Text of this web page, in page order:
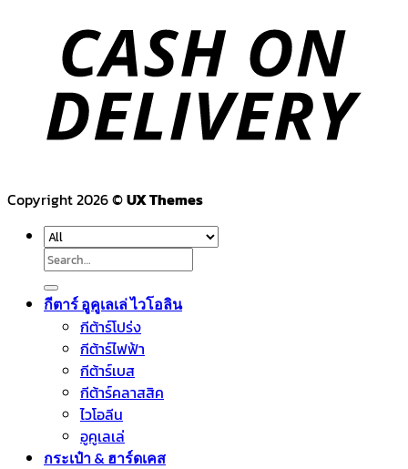
Copyright 2026 ©UX Themes
Search
for:
กีตาร์ อูคูเลเล่ ไวโอลิน
กีต้าร์โปร่ง
กีต้าร์ไฟฟ้า
กีต้าร์เบส
กีต้าร์คลาสสิค
ไวโอลีน
อูคูเลเล่
กระเป๋า & ฮาร์ดเคส